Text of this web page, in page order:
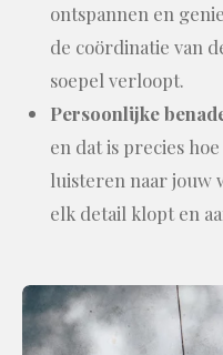
ontspannen en
de coördinatie van
soepel verloopt.
Persoonlijke
en dat is precies
luisteren naar jouw
elk detail klopt en